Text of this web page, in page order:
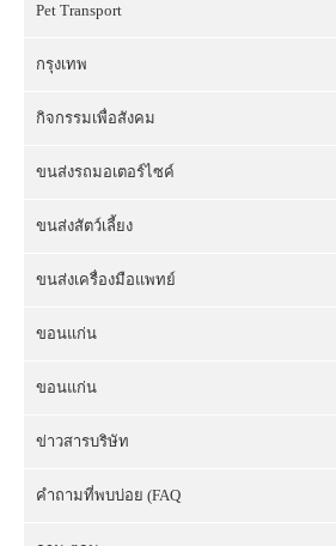
Pet Transport
กรุงเทพ
กิจกรรมเพื่อสังคม
ขนส่งรถมอเตอร์ไซค์
ขนส่งสัตว์เลี้ยง
ขนส่งเครื่องมือแพทย์
ขอนแก่น
ขอนแก่น
ข่าวสารบริษัท
คำถามที่พบบ่อย (FAQ